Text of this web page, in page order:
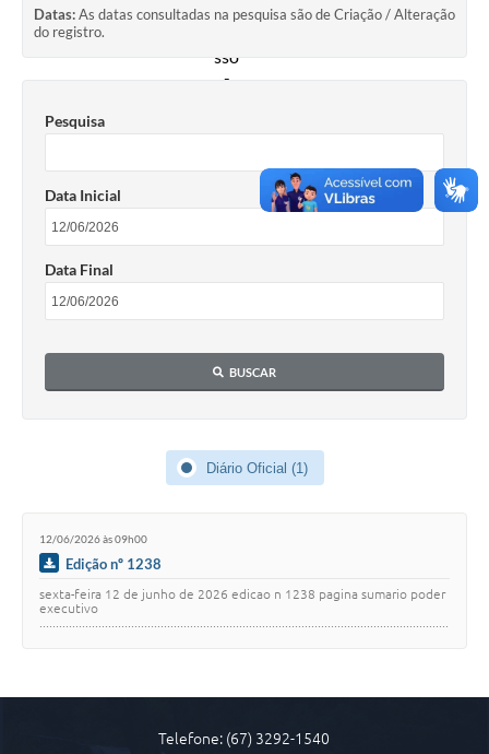
Governança
AGETRAN
Legislação
LGPD - Lei Geral de Proteção de Dados
COVID 19
Contato
Galeria de Fotos
Contratos
Datas:As datas consultadas na pesquisa são de Criação / Alteração
do registro.
Pesquisa
Data Inicial
Data Final
BUSCAR
Diário Oficial (1)
12/06/2026 às 09h00
Edição nº 1238
sexta-feira 12 de junho de 2026 edicao n 1238 pagina sumario poder
executivo
Telefone: (67) 3292-1540